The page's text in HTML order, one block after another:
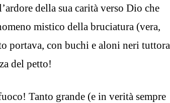
della sua carità verso Dio che
mistico della bruciatura (vera,
portava, con buchi e aloni neri tuttora
del petto!
Tanto grande (e in verità sempre